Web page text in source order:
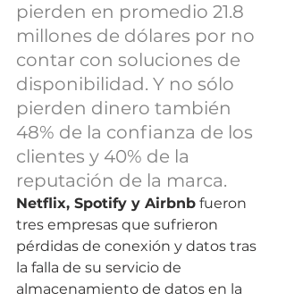
pierden en promedio 21.8
millones de dólares por no
contar con soluciones de
disponibilidad. Y no sólo
pierden dinero también
48% de la confianza de los
clientes y 40% de la
reputación de la marca.
Netflix, Spotify y Airbnb fueron
tres empresas que sufrieron
pérdidas de conexión y datos tras
la falla de su servicio de
almacenamiento de datos en la